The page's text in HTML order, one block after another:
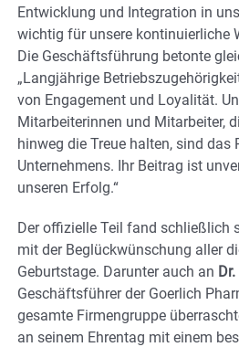
Entwicklung und Integration in
wichtig für unsere kontinuierliche
Die Geschäftsführung betonte
„Langjährige
von Engagement und Loyalität.
Mitarbeiterinnen und Mitarbeiter,
hinweg die Treue halten, sind das
Unternehmens. Ihr Beitrag ist
unseren Erfolg.“
Der offizielle Teil fand schließlich
mit der Beglückwünschung aller
Geburtstage. Darunter auch an
Geschäftsführer der Goerlich
gesamte Firmengruppe
an seinem Ehrentag mit einem